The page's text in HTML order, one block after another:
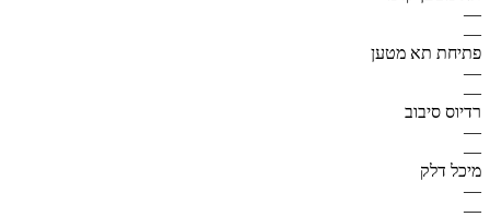
—
—
פתיחת תא מטען
—
—
רדיוס סיבוב
—
—
מיכל דלק
—
—